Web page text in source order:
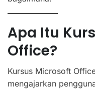
Apa Itu
Office?
Kursus Microsoft
mengajarkan